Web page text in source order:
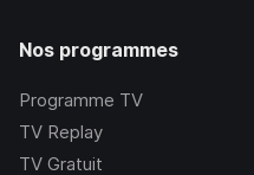
Nos programmes
Programme TV
TV Replay
TV Gratuit